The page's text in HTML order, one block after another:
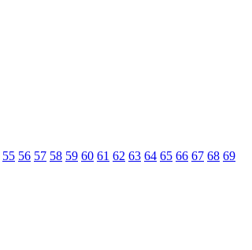
55 56 57 58 59 60 61 62 63 64 65 66 67 68 69